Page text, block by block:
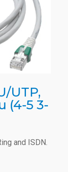
UTP,
(4-5 3-
and ISDN.